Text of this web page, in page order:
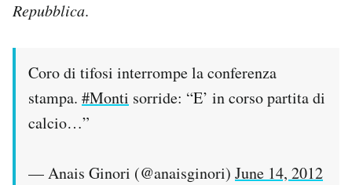
Repubblica.
Coro di tifosi interrompe la conferenza
stampa. #Monti sorride: “E’ in corso partita di
calcio…”
— Anais Ginori (@anaisginori) June 14, 2012